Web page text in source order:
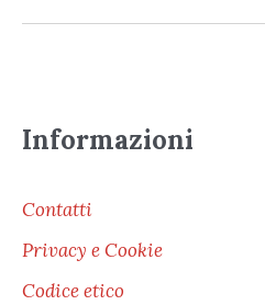
Informazioni
Contatti
Privacy e Cookie
Codice etico